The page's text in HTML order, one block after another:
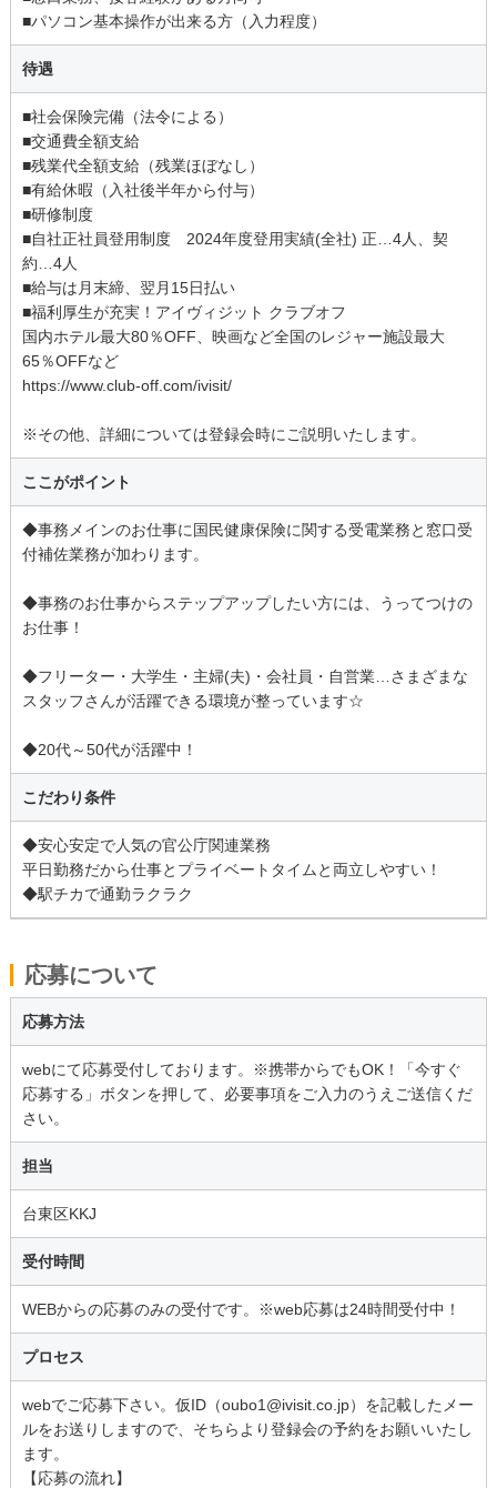
■パソコン基本操作が出来る方（入力程度）
待遇
■社会保険完備（法令による）
■交通費全額支給
■残業代全額支給（残業ほぼなし）
■有給休暇（入社後半年から付与）
■研修制度
■自社正社員登用制度 2024年度登用実績(全社) 正…4人、契
約…4人
■給与は月末締、翌月15日払い
■福利厚生が充実！アイヴィジット クラブオフ
国内ホテル最大80％OFF、映画など全国のレジャー施設最大
65％OFFなど
https://www.club-off.com/ivisit/
※その他、詳細については登録会時にご説明いたします。
ここがポイント
◆事務メインのお仕事に国民健康保険に関する受電業務と窓口受
付補佐業務が加わります。
◆事務のお仕事からステップアップしたい方には、うってつけの
お仕事！
◆フリーター・大学生・主婦(夫)・会社員・自営業…さまざまな
スタッフさんが活躍できる環境が整っています☆
◆20代～50代が活躍中！
こだわり条件
◆安心安定で人気の官公庁関連業務
平日勤務だから仕事とプライベートタイムと両立しやすい！
◆駅チカで通勤ラクラク
応募について
応募方法
webにて応募受付しております。※携帯からでもOK！「今すぐ
応募する」ボタンを押して、必要事項をご入力のうえご送信くだ
さい。
担当
台東区KKJ
受付時間
WEBからの応募のみの受付です。※web応募は24時間受付中！
プロセス
webでご応募下さい。仮ID（oubo1@ivisit.co.jp）を記載したメー
ルをお送りしますので、そちらより登録会の予約をお願いいたし
ます。
【応募の流れ】